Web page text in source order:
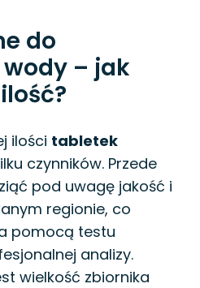
do
– jak
ilości tabletek
czynników. Przede
pod uwagę jakość i
regionie, co
pomocą testu
analizy.
wielkość zbiornika